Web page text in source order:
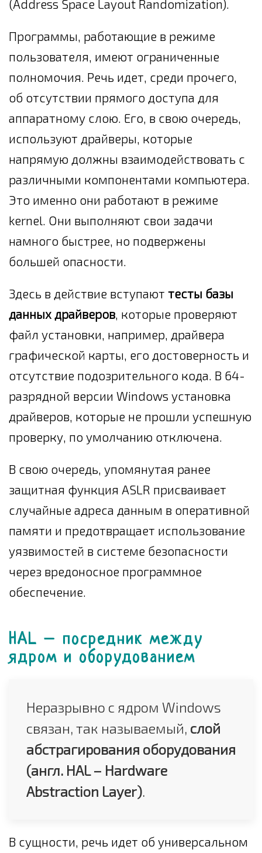
(Address Space Layout Randomization).
Программы, работающие в режиме
пользователя, имеют ограниченные
полномочия. Речь идет, среди прочего,
об отсутствии прямого доступа для
аппаратному слою. Его, в свою очередь,
используют драйверы, которые
напрямую должны взаимодействовать с
различными компонентами компьютера.
Это именно они работают в режиме
kernel. Они выполняют свои задачи
намного быстрее, но подвержены
большей опасности.
Здесь в действие вступают тесты базы
данных драйверов, которые проверяют
файл установки, например, драйвера
графической карты, его достоверность и
отсутствие подозрительного кода. В 64-
разрядной версии Windows установка
драйверов, которые не прошли успешную
проверку, по умолчанию отключена.
В свою очередь, упомянутая ранее
защитная функция ASLR присваивает
случайные адреса данным в оперативной
памяти и предотвращает использование
уязвимостей в системе безопасности
через вредоносное программное
обеспечение.
HAL – посредник между
ядром и оборудованием
Неразрывно с ядром Windows
связан, так называемый, слой
абстрагирования оборудования
(англ. HAL – Hardware
Abstraction Layer).
В сущности, речь идет об универсальном